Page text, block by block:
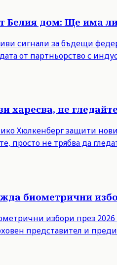
Белия дом: Ще има
сигнали за бъдещи
от партньорство с
харесва, не
Хюлкенберг защити
просто не трябва да
биометрични
избори през
представител и